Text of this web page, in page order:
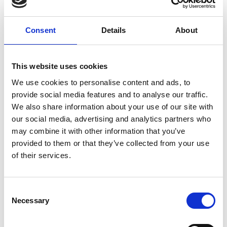
Consent Details About
This website uses cookies
We use cookies to personalise content and ads, to
provide social media features and to analyse our traffic.
We also share information about your use of our site with
our social media, advertising and analytics partners who
may combine it with other information that you’ve
provided to them or that they’ve collected from your use
of their services.
Selection
Necessary